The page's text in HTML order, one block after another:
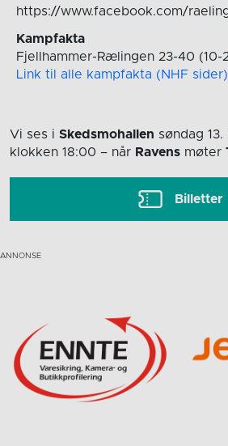
https://www.facebook.com/
Kampfakta
Fjellhammer-Rælingen 23-40 (10-
Link til alle kampfakta (NHF sider)
Vi ses i Skedsmohallen søndag
klokken 18:00 – når Ravens møter
Billetter